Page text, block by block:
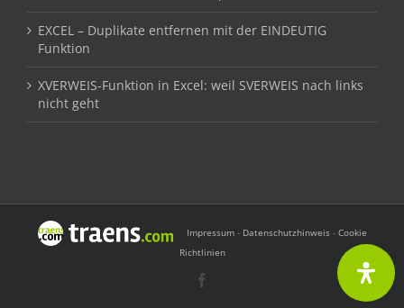
EXCEL – Duplikate entfernen mit der EINDEUTIG
Funktion
XVERWEIS-Funktion in Excel: weil SVERWEIS nach links
nicht geht
Impressum-Datenschutzhinweis-Cookie
Richtlinien